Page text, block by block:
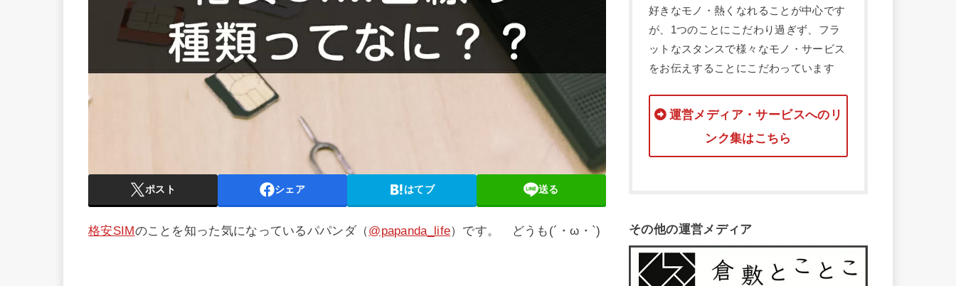
ポスト シェア はてブ 送る
格安SIMのことを知った気になっているパパンダ（@papanda_life）です。 どうも(´・ω・`)
好きなモノ・熱くなれることが中心です
が、1つのことにこだわり過ぎず、フラ
ットなスタンスで様々なモノ・サービス
をお伝えすることにこだわっています
運営メディア・サービスへのリ
ンク集はこちら
その他の運営メディア